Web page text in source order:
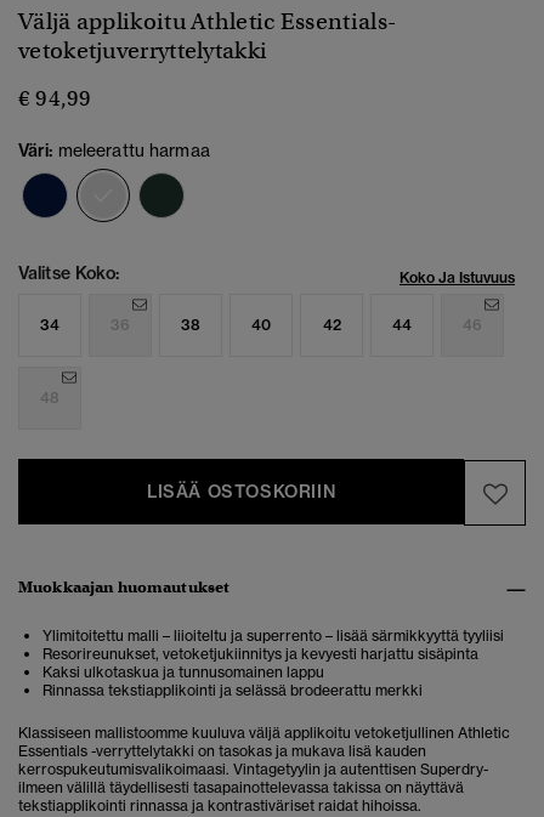
Väljä applikoitu Athletic Essentials-
vetoketjuverryttelytakki
€ 94,99
Väri: meleerattu harmaa
valittu
Valitse Koko: Koko Ja Istuvuus
34 36 38 40 42 44 46
48
LISÄÄ OSTOSKORIIN
Muokkaajan huomautukset
Ylimitoitettu malli – liioiteltu ja superrento – lisää särmikkyyttä tyyliisi
Resorireunukset, vetoketjukiinnitys ja kevyesti harjattu sisäpinta
Kaksi ulkotaskua ja tunnusomainen lappu
Rinnassa tekstiapplikointi ja selässä brodeerattu merkki
Klassiseen mallistoomme kuuluva väljä applikoitu vetoketjullinen Athletic
Essentials -verryttelytakki on tasokas ja mukava lisä kauden
kerrospukeutumisvalikoimaasi. Vintagetyylin ja autenttisen Superdry-
ilmeen välillä täydellisesti tasapainottelevassa takissa on näyttävä
tekstiapplikointi rinnassa ja kontrastiväriset raidat hihoissa.